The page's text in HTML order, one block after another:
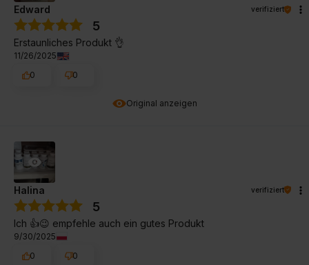
Original anzeigen
Edward verifiziert
5
Erstaunliches Produkt 👌
11/26/2025
0
0
Halina verifiziert
5
Ich 👍😉 empfehle auch ein gutes Produkt
9/30/2025
0
0